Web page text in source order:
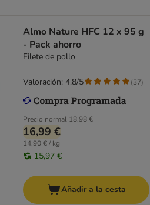
Almo Nature HFC 12 x 95 g
- Pack ahorro
Filete de pollo
Precio normal 18,98 €
16,99 €
14,90 € / kg
15,97 €
Valoración: 4.8/5 (37)
Añadir a la cesta